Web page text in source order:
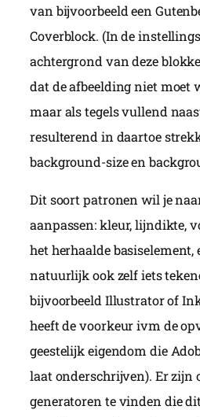
van bijvoorbeeld een
Coverblock. (In de
achtergrond van deze
dat de afbeelding niet moet
maar als tegels vullend
resulterend in daartoe
background-size en
Dit soort patronen wil je
aanpassen: kleur, lijndikte,
het herhaalde basiselement,
natuurlijk ook zelf iets
bijvoorbeeld Illustrator of
heeft de voorkeur ivm de
geestelijk eigendom die
laat onderschrijven). Er zijn
generatoren te vinden die